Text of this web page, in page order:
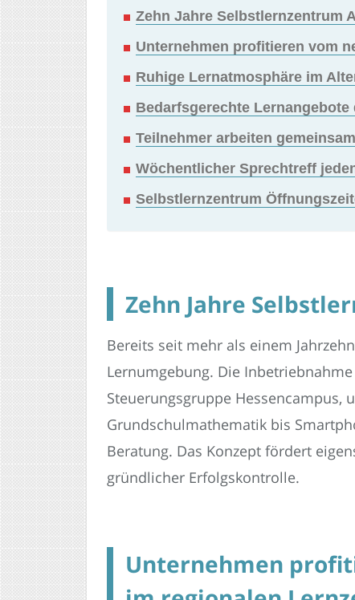
Zehn Jahre Selbstlernzentrum
Unternehmen profitieren vom
Ruhige Lernatmosphäre im
Bedarfsgerechte
Teilnehmer arbeiten
Wöchentlicher Sprechtreff
Selbstlernzentrum
Zehn Jahre
Bereits seit mehr als einem
Lernumgebung. Die
Steuerungsgruppe Hessencampus,
Grundschulmathematik bis
Beratung. Das Konzept fördert
gründlicher Erfolgskontrolle.
Unternehmen